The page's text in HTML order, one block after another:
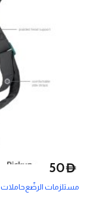
D
50
مستلزمات الرضّع